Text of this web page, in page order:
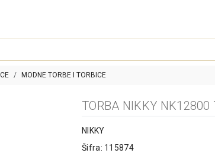
MODNE TORBE I TORBICE
TORBA NIKKY NK12800
NIKKY
Šifra: 115874